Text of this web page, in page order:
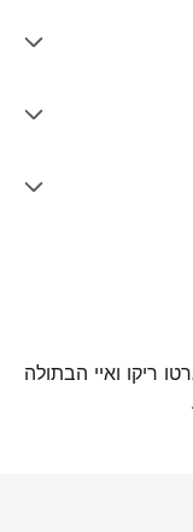
ריקו ואיי הבתולה